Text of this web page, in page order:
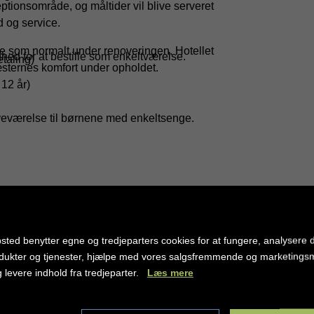
og måltider vil blive serveret
og service.
normalt under renoveringen. Hotellet
komfort under opholdet.
469
for at bestille som enkeltværelse.
år)
til børnene med enkeltsenge.
og slutter ved check-out kl.
kun i glas og ikke i hele flasker. Tider og
benytter egne og tredjeparters cookies for at fungere, analysere
og tjenester, hjælpe med vores salgsfremmende og
levere indhold fra tredjeparter. Læs mere